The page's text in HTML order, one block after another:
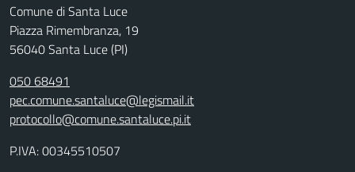
Comune di Santa Luce
Piazza Rimembranza, 19
56040 Santa Luce (PI)
050 68491
pec.comune.santaluce@legismail.it
protocollo@comune.santaluce.pi.it
P.IVA: 00345510507